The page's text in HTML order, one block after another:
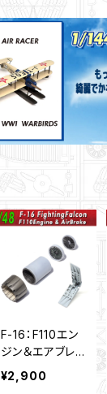
F-16：F110エン
ジン＆エアブレ
ーキ（1/48）
¥2,900